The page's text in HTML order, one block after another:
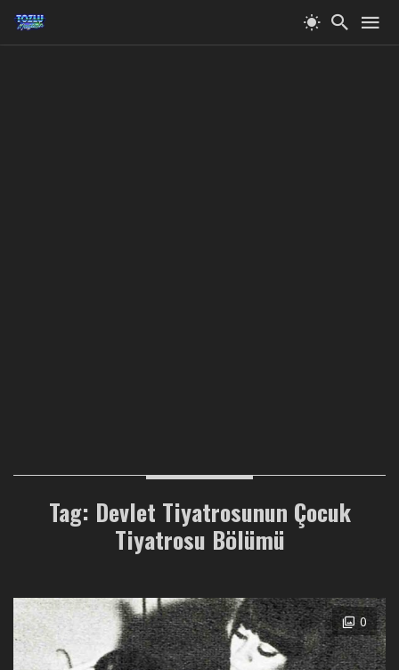
Tag: Devlet Tiyatrosunun Çocuk
Tiyatrosu Bölümü
0